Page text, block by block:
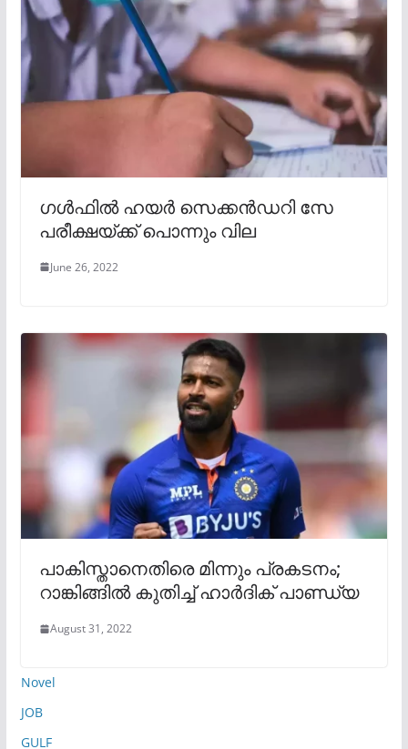
ഗൾഫിൽ ഹയർ സെക്കൻഡറി സേ
പരീക്ഷയ്ക്ക് പൊന്നും വില
June 26, 2022
പാകിസ്താനെതിരെ മിന്നും പ്രകടനം;
റാങ്കിങ്ങില്‍ കുതിച്ച് ഹാർദിക് പാണ്ഡ്യ
August 31, 2022
Novel
JOB
GULF